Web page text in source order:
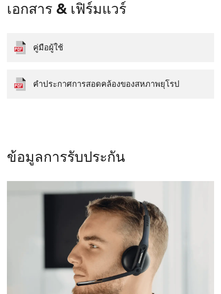
เอกสาร & เฟิร์มแวร์
คู่มือผู้ใช้
คำประกาศการสอดคล้องของสหภาพยุโรป
ข้อมูลการรับประกัน